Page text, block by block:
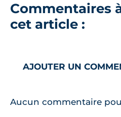
Commentaires
cet article :
AJOUTER UN
Aucun commentaire